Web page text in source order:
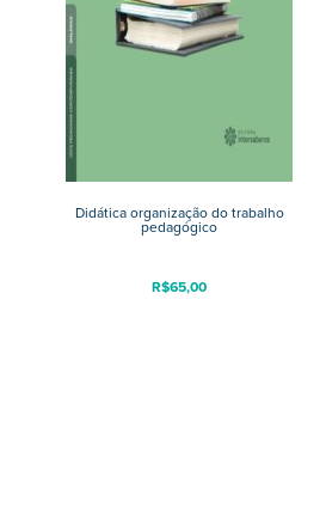
Didática organização do trabalho
pedagógico
R$65,00